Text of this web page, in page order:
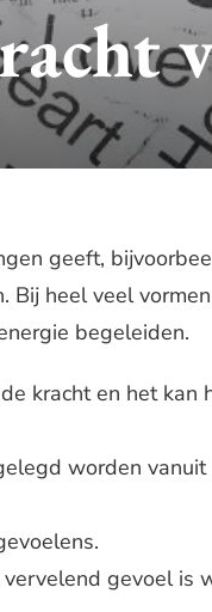
geeft,
Bij heel veel
begeleiden.
kracht en het kan
worden vanuit
gevoel is